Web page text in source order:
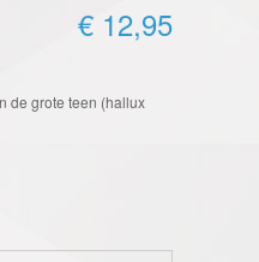
€ 12,95
de grote teen (hallux